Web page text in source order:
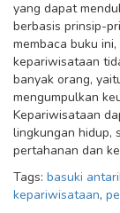
yang dapat
berbasis prinsip-
membaca buku
kepariwisataan
banyak orang,
mengumpulkan
Kepariwisataan
lingkungan hidup,
pertahanan dan
Tags: basuki
kepariwisataan,